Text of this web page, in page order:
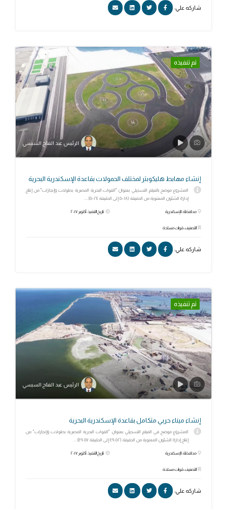
شاركه علي:
تم تنفيذه
الرئيس عبد الفتاح السيسي
إنشاء مهابط هليكوبتر لمختلف الحمولات بقاعدة الإسكندرية البحرية
المشروع موضح بالفيلم التسجيلي بعنوان "القوات البحرية المصرية بطولات وإنجازات" من إنتاج
إدارة الشئون المعنوية من الدقيقة (٥٠:١٨ إلى الدقيقة ٥٠:٢٤)....
محافظة: الإسكندرية
التصنيف: قوات مسلحة
تاريخ التنفيذ: أكتوبر ٢٠١٧
شاركه علي:
تم تنفيذه
الرئيس عبد الفتاح السيسي
إنشاء ميناء حربي متكامل بقاعدة الإسكندرية البحرية
المشروع موضح في الفيلم التسجيلي بعنوان "القوات البحرية المصرية بطولات وإنجازات" من
إنتاج إدارة الشئون المعنوية من الدقيقة (٤٩:٥٢ إلى الدقيقة ٤٩:٥٧)....
محافظة: الإسكندرية
التصنيف: قوات مسلحة
تاريخ التنفيذ: أكتوبر ٢٠١٧
شاركه علي: